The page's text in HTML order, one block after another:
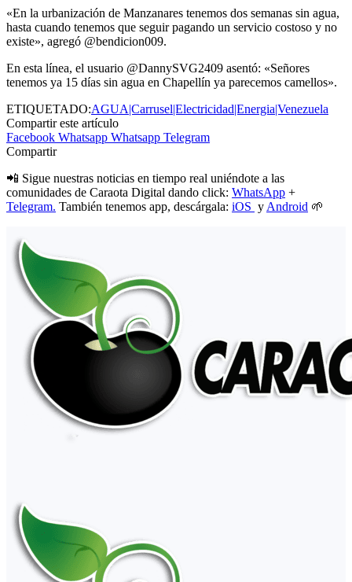
«En la urbanización de Manzanares tenemos dos semanas sin agua,
hasta cuando tenemos que seguir pagando un servicio costoso y no
existe», agregó @bendicion009.
En esta línea, el usuario @DannySVG2409 asentó: «Señores
tenemos ya 15 días sin agua en Chapellín ya parecemos camellos».
ETIQUETADO:AGUA|Carrusel|Electricidad|Energia|Venezuela
Compartir este artículo
Facebook Whatsapp Whatsapp Telegram
Compartir
📲 Sigue nuestras noticias en tiempo real uniéndote a las
comunidades de Caraota Digital dando click: WhatsApp +
Telegram. También tenemos app, descárgala: iOS y Android 🌱